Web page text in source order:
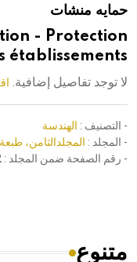
هيئة الموسوعةحمايه منشات
- Protection
établissements
لا توجد تفاصيل إضافية.
- التصنيف : الهندسة
- المجلد : المجلدالثامن، طبعة 2003، دمشق
- رقم الصفحة ضمن المجلد :
متنوع